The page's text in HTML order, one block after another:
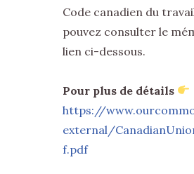
Code canadien du
pouvez consulter le
lien ci-dessous.
Pour plus de détails
https://
external/
f.pdf